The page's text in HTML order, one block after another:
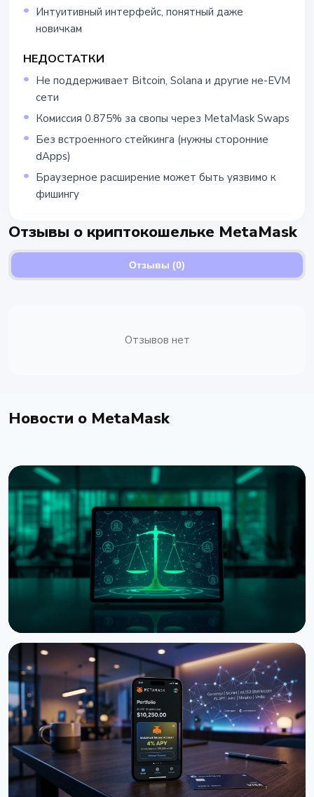
Интуитивный интерфейс, понятный даже
новичкам
НЕДОСТАТКИ
Не поддерживает Bitcoin, Solana и другие не-EVM
сети
Комиссия 0.875% за свопы через MetaMask Swaps
Без встроенного стейкинга (нужны сторонние
dApps)
Браузерное расширение может быть уязвимо к
фишингу
Отзывы о криптокошельке MetaMask
Отзывы (0)
Отзывов нет
Новости о MetaMask
НОВОСТЬ
OKX, MetaMask и Matter Labs запустили суд для
споров ИИ-агентов
11 июля 2026 г.3 мин